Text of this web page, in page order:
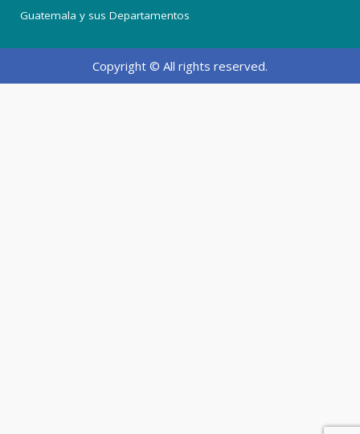
Guatemala y sus Departamentos
Copyright © All rights reserved.